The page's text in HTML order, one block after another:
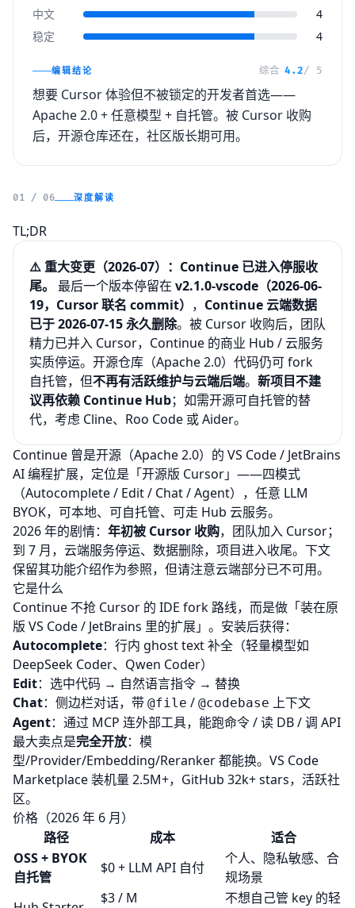
中文
4
稳定
4
编辑结论 综合 4.2/ 5
想要 Cursor 体验但不被锁定的开发者首选——
Apache 2.0 + 任意模型 + 自托管。被 Cursor 收购
后，开源仓库还在，社区版长期可用。
01 / 06 深度解读
TL;DR
⚠️ 重大变更（2026-07）：Continue 已进入停服收
尾。 最后一个版本停留在 v2.1.0-vscode（2026-06-
19，Cursor 联名 commit） ， Continue 云端数据
已于 2026-07-15 永久删除。被 Cursor 收购后，团队
精力已并入 Cursor，Continue 的商业 Hub / 云服务
实质停运。开源仓库（Apache 2.0）代码仍可 fork
自托管，但不再有活跃维护与云端后端。 新项目不建
议再依赖 Continue Hub；如需开源可自托管的替
代，考虑 Cline、 Roo Code 或Aider。
Continue 曾是开源（Apache 2.0）的 VS Code / JetBrains
AI 编程扩展，定位是「开源版 Cursor」——四模式
（Autocomplete / Edit / Chat / Agent），任意 LLM
BYOK，可本地、可自托管、可走 Hub 云服务。
2026 年的剧情： 年初被 Cursor 收购，团队加入 Cursor；
到 7 月，云端服务停运、数据删除，项目进入收尾。下文
保留其功能介绍作为参照，但请注意云端部分已不可用。
它是什么
Continue 不抢 Cursor 的 IDE fork 路线，而是做「装在原
版 VS Code / JetBrains 里的扩展」。安装后获得：
Autocomplete：行内 ghost text 补全（轻量模型如
DeepSeek Coder、Qwen Coder）
Edit：选中代码 → 自然语言指令 → 替换
Chat：侧边栏对话，带 @file / @codebase 上下文
Agent：通过 MCP 连外部工具，能跑命令 / 读 DB / 调 API
最大卖点是完全开放：模
型/Provider/Embedding/Reranker 都能换。VS Code
Marketplace 装机量 2.5M+，GitHub 32k+ stars，活跃社
区。
价格（2026 年 6 月）
路径
成本
适合
OSS + BYOK
自托管
$0 + LLM API 自付
个人、隐私敏感、合
规场景
$3 / M
不想自己管 key 的轻